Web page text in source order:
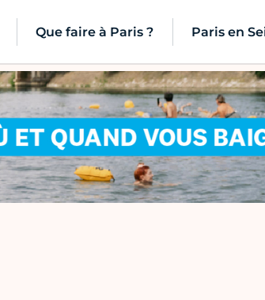
Que faire à Paris ? Paris en